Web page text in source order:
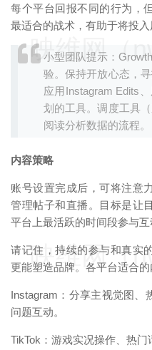
每个平台回报不同的行为，
最适合的战术，有助于将投入
小型团队提示：
验。保持开放心态，
应用Instagram Edits
划的工具。调度工具
阅读分析数据的流程。
内容策略
账号设置完成后，可将注意
管理帖子和直播。目标是让
平台上最活跃的时间段参与互
请记住，持续的参与和真实
更能塑造品牌。各平台适合的
Instagram：分享主视觉图、
问题互动。
TikTok：游戏实况操作、热
映维网（
映维网（